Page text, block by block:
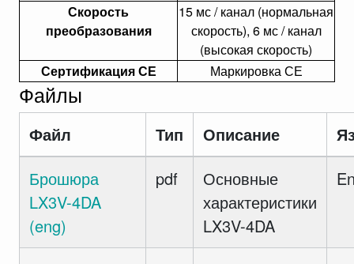
Скорость
преобразования
15 мс / канал (нормальная
скорость), 6 мс / канал
(высокая скорость)
Сертификация СЕ
Маркировка СЕ
Файлы
Файл Тип Описание
Брошюра
LX3V-4DA
(eng)
pdf
Основные
характеристики
LX3V-4DA